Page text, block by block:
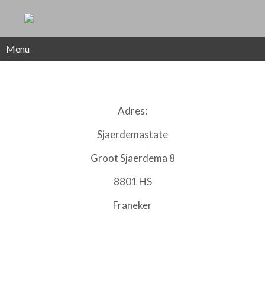
Menu
Adres:
Sjaerdemastate
Groot Sjaerdema 8
8801 HS
Franeker